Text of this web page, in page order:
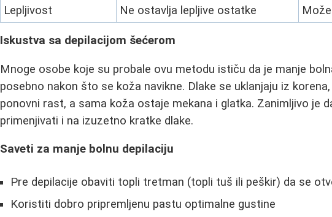
Lepljivost
Ne ostavlja lepljive ostatke
Iskustva sa depilacijom šećerom
Mnoge osobe koje su probale ovu metodu ističu da je manje
posebno nakon što se koža navikne. Dlake se uklanjaju iz
ponovni rast, a sama koža ostaje mekana i glatka. Zanimljivo je
primenjivati i na izuzetno kratke dlake.
Saveti za manje bolnu depilaciju
Pre depilacije obaviti topli tretman (topli tuš ili peškir) da se
Koristiti dobro pripremljenu pastu optimalne gustine